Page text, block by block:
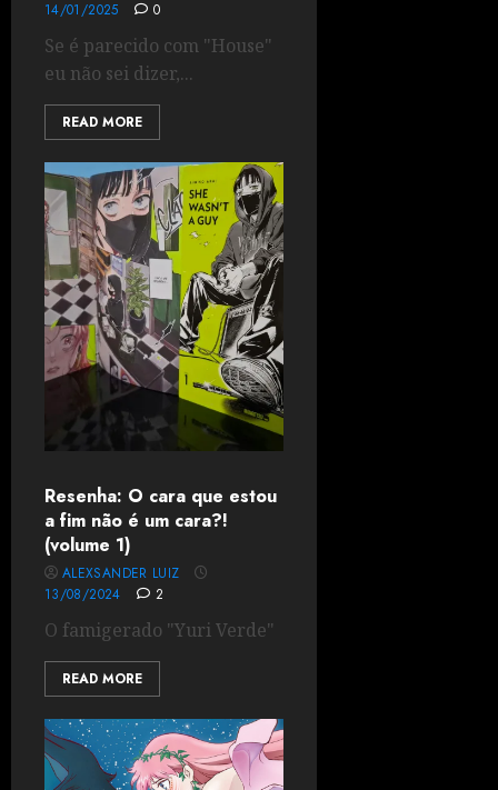
14/01/2025 0
Se é parecido com "House"
eu não sei dizer,...
READ MORE
Resenha: O cara que estou
a fim não é um cara?!
(volume 1)
ALEXSANDER LUIZ
13/08/2024
2
O famigerado "Yuri Verde"
READ MORE